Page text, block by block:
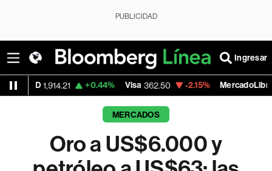
PUBLICIDAD
Ingresar
+0.44% Visa 362.50 -2.15% MercadoLibre 1,821.795 -
MERCADOS
Oro a US$6.000 y